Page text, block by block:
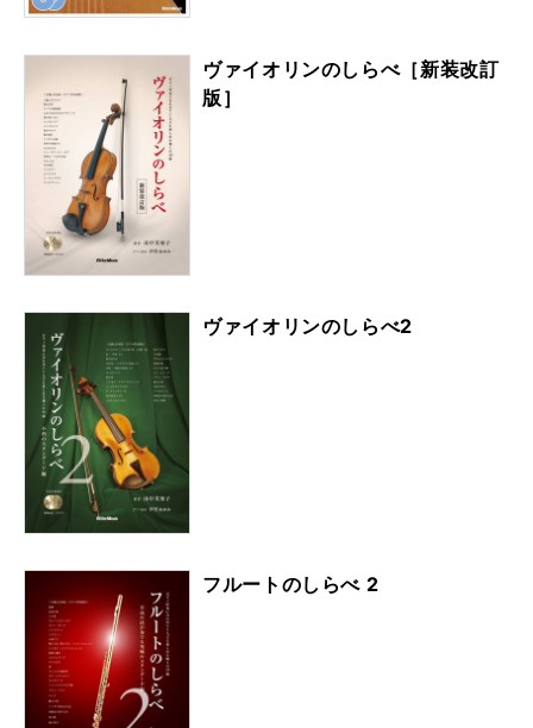
ヴァイオリンのしらべ［新装改訂
版］
ヴァイオリンのしらべ2
フルートのしらべ 2